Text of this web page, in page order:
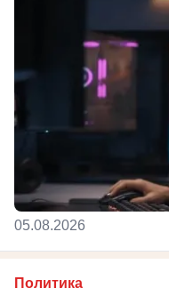
05.08.2026
Политика